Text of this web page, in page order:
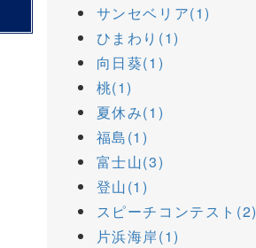
サンセベリア(1)
ひまわり(1)
向日葵(1)
桃(1)
夏休み(1)
福島(1)
富士山(3)
登山(1)
スピーチコンテスト(2)
片浜海岸(1)